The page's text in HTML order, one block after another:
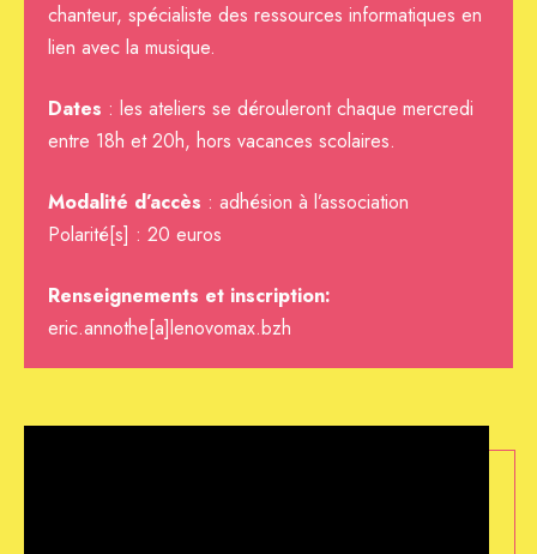
chanteur, spécialiste des ressources informatiques en
lien avec la musique.
Dates : les ateliers se dérouleront chaque mercredi
entre 18h et 20h, hors vacances scolaires.
Modalité d’accès : adhésion à l’association
Polarité[s] : 20 euros
Renseignements et inscription:
eric.annothe[a]lenovomax.bzh